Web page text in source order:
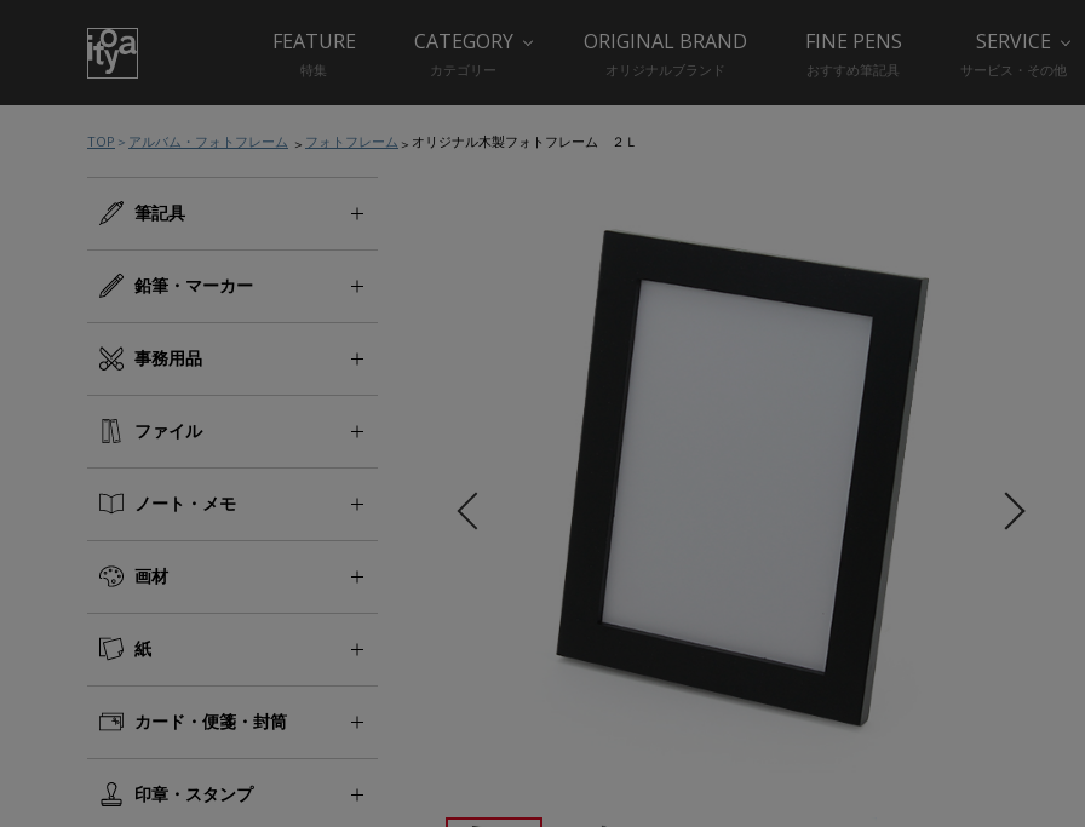
FEATURE
特集
CATEGORY
カテゴリー
ORIGINAL BRAND
オリジナルブランド
FINE PENS
おすすめ筆記具
SERVICE
サービス・その他
TOP アルバム・フォトフレーム フォトフレーム オリジナル木製フォトフレーム ２Ｌ
筆記具
鉛筆・マーカー
事務用品
ファイル
ノート・メモ
画材
紙
カード・便箋・封筒
印章・スタンプ